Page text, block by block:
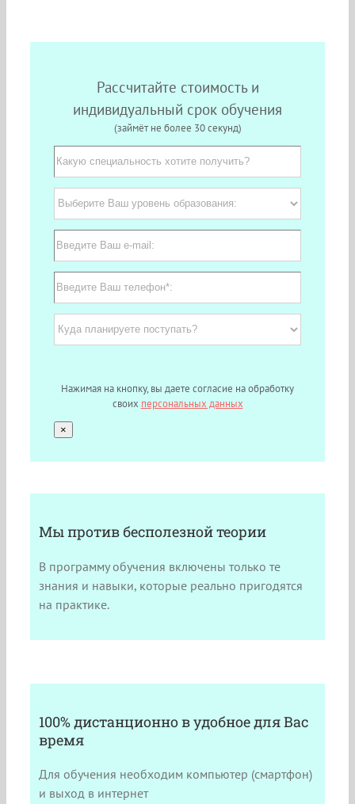
Рассчитайте стоимость и
индивидуальный срок обучения
(займёт не более 30 секунд)
Нажимая на кнопку, вы даете согласие на обработку
своих персональных данных
×
Мы против бесполезной теории
В программу обучения включены только те
знания и навыки, которые реально пригодятся
на практике.
100% дистанционно в удобное для Вас
время
Для обучения необходим компьютер (смартфон)
и выход в интернет